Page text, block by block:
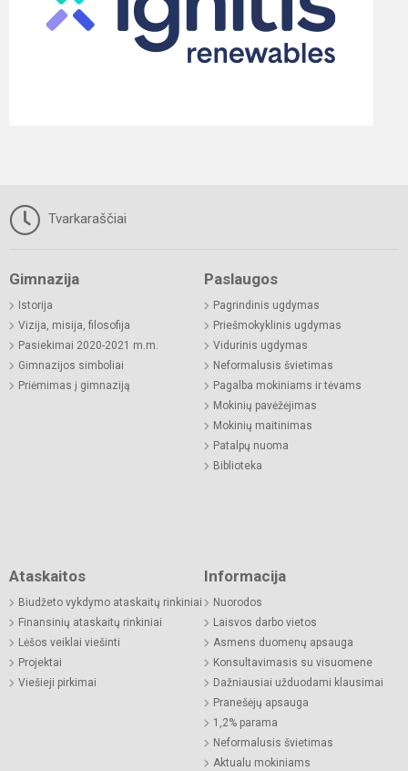
Tvarkaraščiai
Gimnazija
Istorija
Vizija, misija, filosofija
Pasiekimai 2020-2021 m.m.
Gimnazijos simboliai
Priėmimas į gimnaziją
Paslaugos
Pagrindinis ugdymas
Priešmokyklinis ugdymas
Vidurinis ugdymas
Neformalusis švietimas
Pagalba mokiniams ir tėvams
Mokinių pavėžėjimas
Mokinių maitinimas
Patalpų nuoma
Biblioteka
Ataskaitos
Biudžeto vykdymo ataskaitų rinkiniai
Finansinių ataskaitų rinkiniai
Lėšos veiklai viešinti
Projektai
Viešieji pirkimai
Informacija
Nuorodos
Laisvos darbo vietos
Asmens duomenų apsauga
Konsultavimasis su visuomene
Dažniausiai užduodami klausimai
Pranešėjų apsauga
1,2% parama
Neformalusis švietimas
Aktualu mokiniams